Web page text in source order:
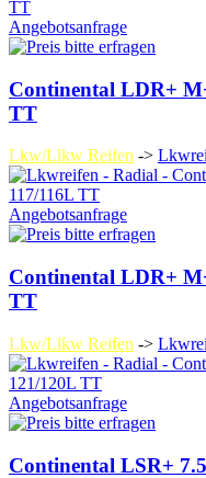
Angebotsanfrage
Continental LDR+
TT
Lkw/Llkw Reifen ->
Angebotsanfrage
Continental LDR+
TT
Lkw/Llkw Reifen ->
Angebotsanfrage
Continental LSR+